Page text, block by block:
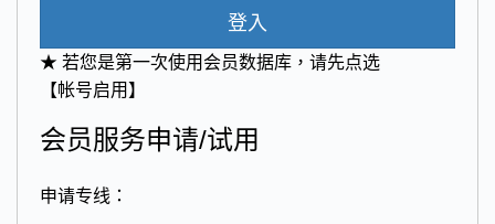
登入
★ 若您是第一次使用会员数据库，请先点选
【帐号启用】
会员服务申请/试用
申请专线：